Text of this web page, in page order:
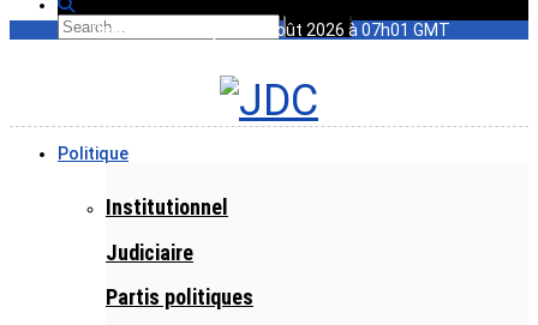
Dernière Mise à jour : 7 août 2026 à 07h01 GMT
Politique
Institutionnel
Judiciaire
Partis politiques